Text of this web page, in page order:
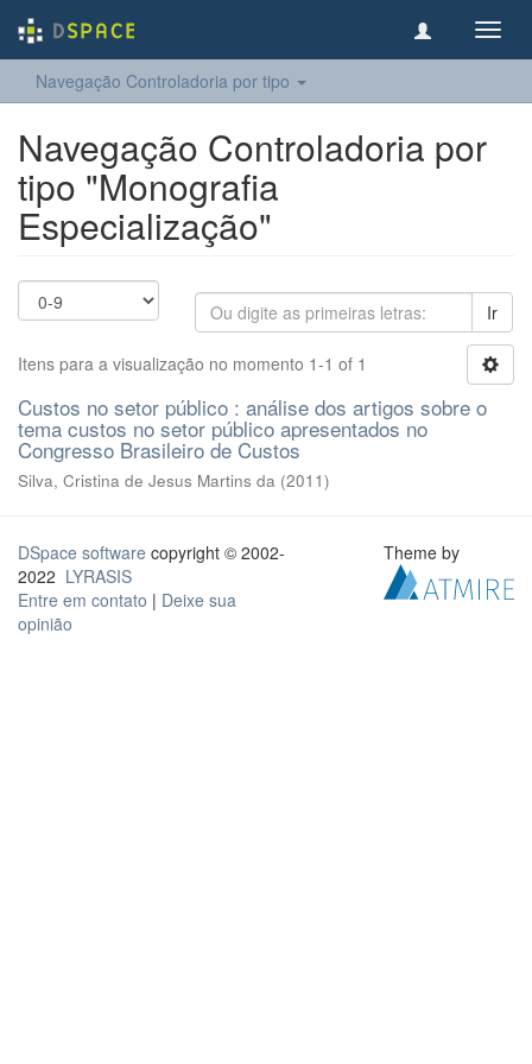
Navegação Controladoria por tipo
Navegação Controladoria por
tipo "Monografia
Especialização"
Ir
Itens para a visualização no momento 1-1 of 1
Custos no setor público : análise dos artigos sobre o
tema custos no setor público apresentados no
Congresso Brasileiro de Custos
Silva, Cristina de Jesus Martins da (2011)
DSpace software copyright © 2002-
2022 LYRASIS
Entre em contato | Deixe sua
opinião
Theme by